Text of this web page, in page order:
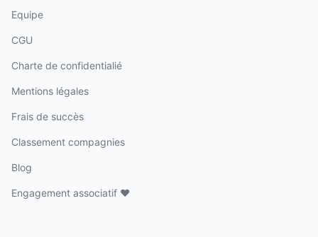
Equipe
CGU
Charte de confidentialié
Mentions légales
Frais de succès
Classement compagnies
Blog
Engagement associatif ❤️